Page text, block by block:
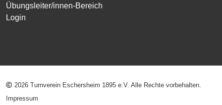
Übungsleiter/innen-Bereich
Login
2026 Turnverein Eschersheim 1895 e.V. Alle Rechte vorbehalten.
Impressum